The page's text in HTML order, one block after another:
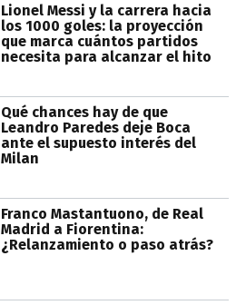
Lionel Messi y la carrera hacia
los 1000 goles: la proyección
que marca cuántos partidos
necesita para alcanzar el hito
Qué chances hay de que
Leandro Paredes deje Boca
ante el supuesto interés del
Milan
Franco Mastantuono, de Real
Madrid a Fiorentina:
¿Relanzamiento o paso atrás?